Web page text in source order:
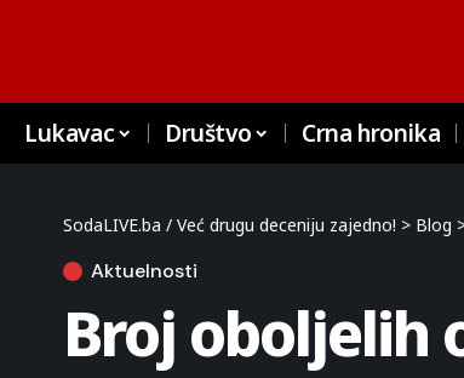
Lukavac Društvo Crna hronika
SodaLIVE.ba / Već drugu deceniju zajedno! > Blog
Aktuelnosti
Broj oboljelih